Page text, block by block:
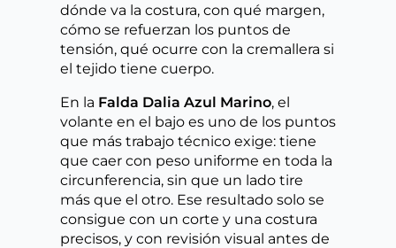
dónde va la costura, con qué margen,
cómo se refuerzan los puntos de
tensión, qué ocurre con la cremallera si
el tejido tiene cuerpo.
En la Falda Dalia Azul Marino, el
volante en el bajo es uno de los puntos
que más trabajo técnico exige: tiene
que caer con peso uniforme en toda la
circunferencia, sin que un lado tire
más que el otro. Ese resultado solo se
consigue con un corte y una costura
precisos, y con revisión visual antes de